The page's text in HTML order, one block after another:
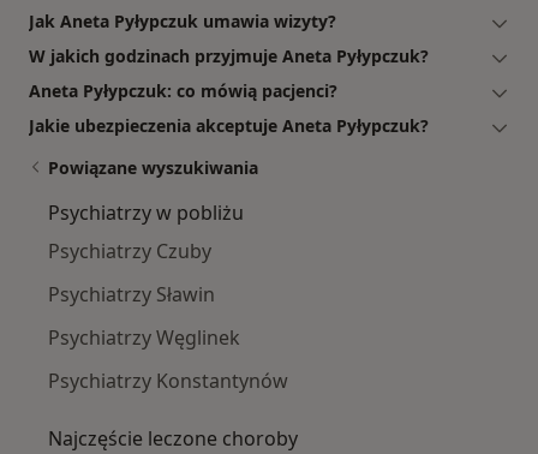
Jak Aneta Pyłypczuk umawia wizyty?
W jakich godzinach przyjmuje Aneta Pyłypczuk?
Aneta Pyłypczuk: co mówią pacjenci?
Jakie ubezpieczenia akceptuje Aneta Pyłypczuk?
Powiązane wyszukiwania
Psychiatrzy w pobliżu
Psychiatrzy Czuby
Psychiatrzy Sławin
Psychiatrzy Węglinek
Psychiatrzy Konstantynów
Najczęście leczone choroby